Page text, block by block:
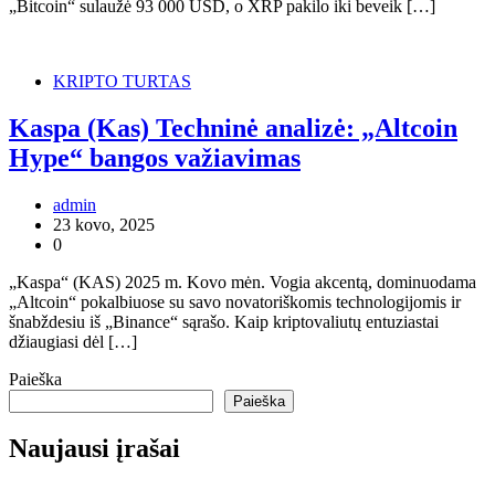
„Bitcoin“ sulaužė 93 000 USD, o XRP pakilo iki beveik […]
KRIPTO TURTAS
Kaspa (Kas) Techninė analizė: „Altcoin
Hype“ bangos važiavimas
admin
23 kovo, 2025
0
„Kaspa“ (KAS) 2025 m. Kovo mėn. Vogia akcentą, dominuodama
„Altcoin“ pokalbiuose su savo novatoriškomis technologijomis ir
šnabždesiu iš „Binance“ sąrašo. Kaip kriptovaliutų entuziastai
džiaugiasi dėl […]
Paieška
Paieška
Naujausi įrašai